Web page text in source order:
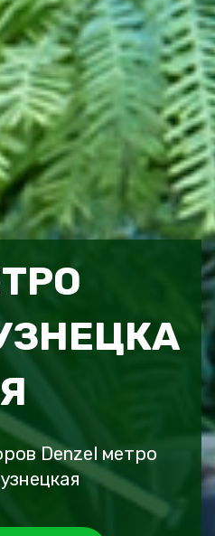
Я
Denzel метро